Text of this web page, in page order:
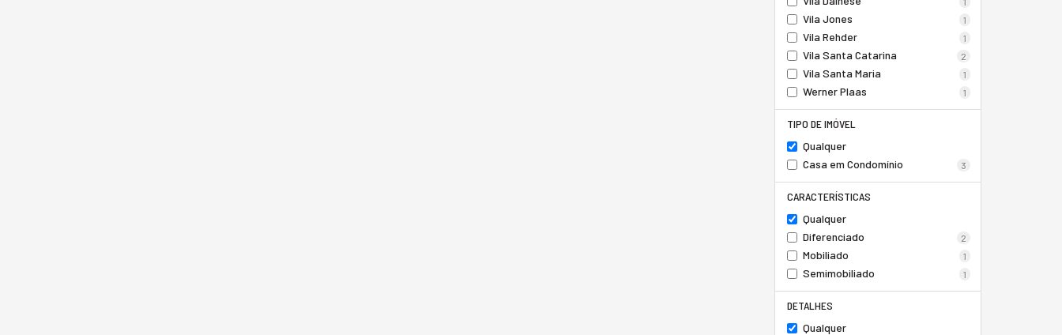
Vila Jones 1
Vila Rehder 1
Vila Santa Catarina 2
Vila Santa Maria 1
Werner Plaas 1
TIPO DE IMÓVEL
Qualquer
Casa em Condomínio
3
CARACTERÍSTICAS
Qualquer
Diferenciado
2
Mobiliado 1
Semimobiliado 1
DETALHES
Qualquer